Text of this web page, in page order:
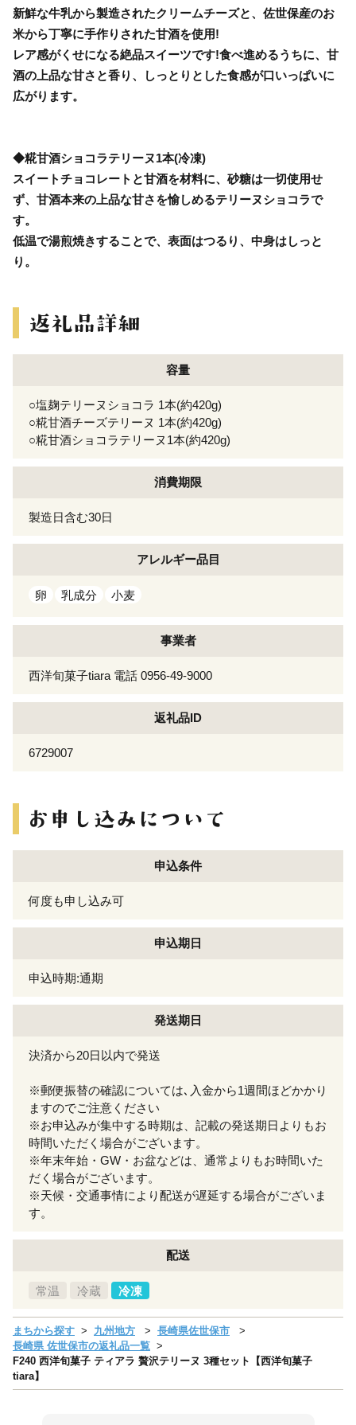
新鮮な牛乳から製造されたクリームチーズと、佐世保産のお
米から丁寧に手作りされた甘酒を使用!
レア感がくせになる絶品スイーツです!食べ進めるうちに、甘
酒の上品な甘さと香り、しっとりとした食感が口いっぱいに
広がります。
◆糀甘酒ショコラテリーヌ1本(冷凍)
スイートチョコレートと甘酒を材料に、砂糖は一切使用せ
ず、甘酒本来の上品な甘さを愉しめるテリーヌショコラで
す。
低温で湯煎焼きすることで、表面はつるり、中身はしっと
り。
容量
○塩麹テリーヌショコラ 1本(約420g)
○糀甘酒チーズテリーヌ 1本(約420g)
○糀甘酒ショコラテリーヌ1本(約420g)
消費期限
製造日含む30日
アレルギー品目
卵 乳成分 小麦
事業者
西洋旬菓子tiara 電話 0956-49-9000
返礼品ID
6729007
申込条件
何度も申し込み可
申込期日
申込時期:通期
発送期日
決済から20日以内で発送
※郵便振替の確認については､入金から1週間ほどかかり
ますのでご注意ください
※お申込みが集中する時期は、記載の発送期日よりもお
時間いただく場合がございます。
※年末年始・GW・お盆などは、通常よりもお時間いた
だく場合がございます。
※天候・交通事情により配送が遅延する場合がございま
す。
配送
常温 冷蔵 冷凍
まちから探す 九州地方
長崎県佐世保市
長崎県 佐世保市の返礼品一覧
F240 西洋旬菓子 ティアラ 贅沢テリーヌ 3種セット【西洋旬菓子
tiara】